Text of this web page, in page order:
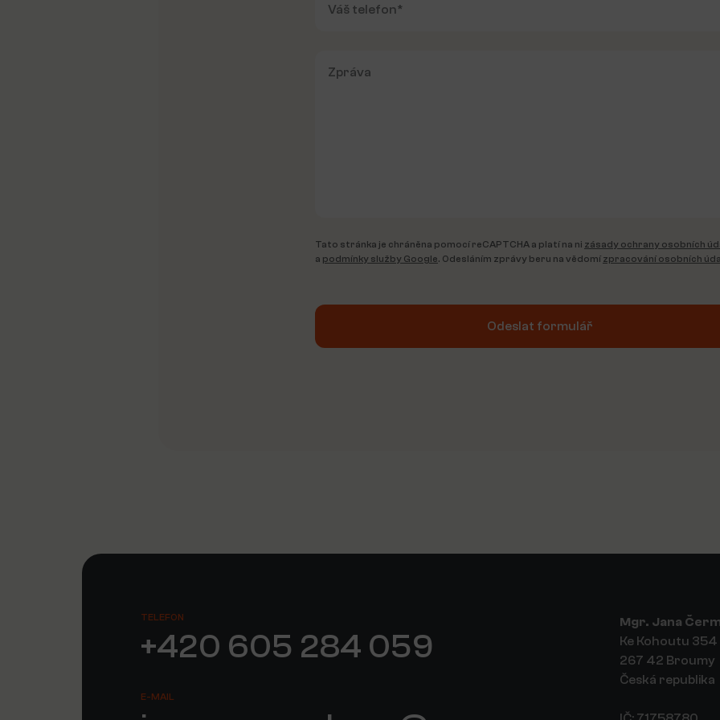
Tato stránka je chráněna pomocí reCAPTCHA a platí na ni zásady ochrany osobních
a podmínky služby Google. Odesláním zprávy beru na vědomí zpracování osobních
Odeslat formulář
TELEFON
+420 605 284 059
E-MAIL
Mgr. Jana
Ke Kohoutu 354
267 42 Broumy
Česká republika